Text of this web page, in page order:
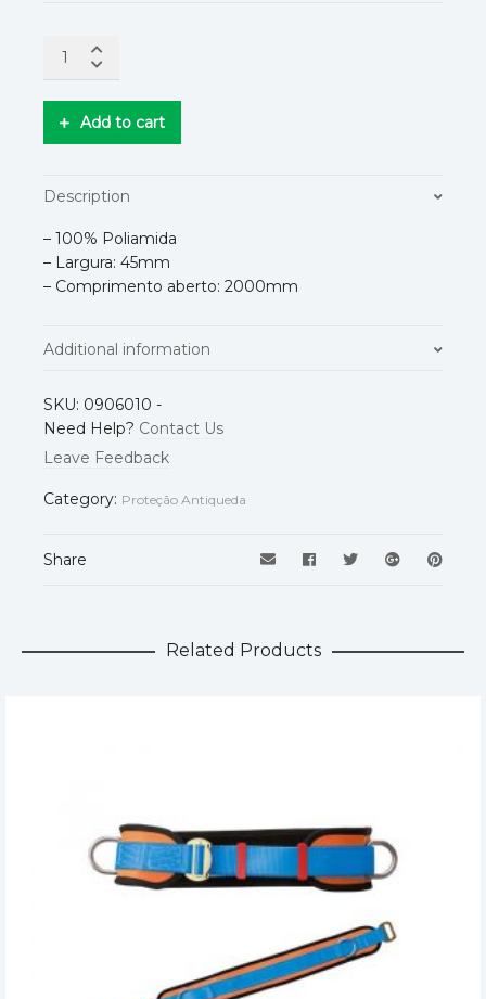
Add to cart
Description
– 100% Poliamida
– Largura: 45mm
– Comprimento aberto: 2000mm
Additional information
Normas
SKU: 0906010 -
Need Help? Contact Us
Leave Feedback
Category: Proteção Antiqueda
Share
Related Products